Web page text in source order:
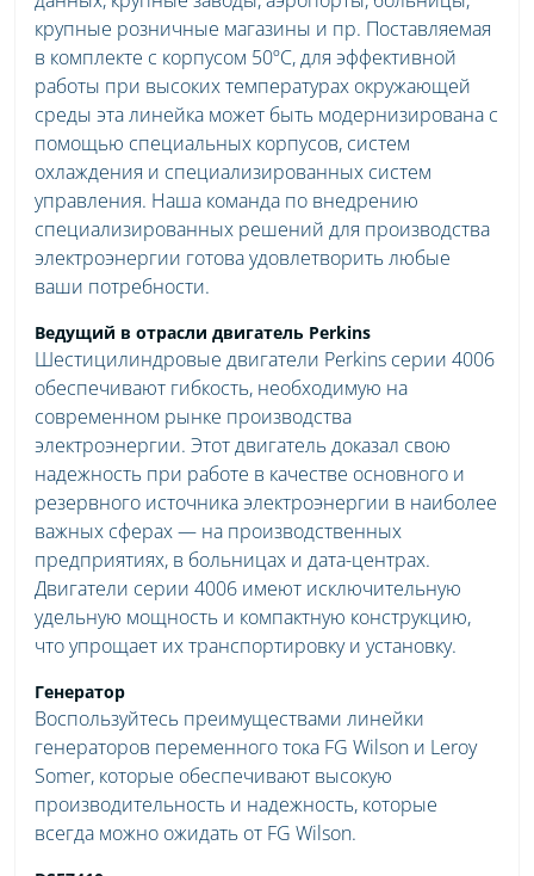
крупные розничные магазины и пр. Поставляемая
в комплекте с корпусом 50ºC, для эффективной
работы при высоких температурах окружающей
среды эта линейка может быть модернизирована с
помощью специальных корпусов, систем
охлаждения и специализированных систем
управления. Наша команда по внедрению
специализированных решений для производства
электроэнергии готова удовлетворить любые
ваши потребности.
Ведущий в отрасли двигатель Perkins
Шестицилиндровые двигатели Perkins серии 4006
обеспечивают гибкость, необходимую на
современном рынке производства
электроэнергии. Этот двигатель доказал свою
надежность при работе в качестве основного и
резервного источника электроэнергии в наиболее
важных сферах — на производственных
предприятиях, в больницах и дата-центрах.
Двигатели серии 4006 имеют исключительную
удельную мощность и компактную конструкцию,
что упрощает их транспортировку и установку.
Генератор
Воспользуйтесь преимуществами линейки
генераторов переменного тока FG Wilson и Leroy
Somer, которые обеспечивают высокую
производительность и надежность, которые
всегда можно ожидать от FG Wilson.